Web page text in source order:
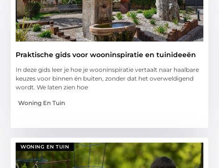
Praktische gids voor wooninspiratie en tuinideeën
In deze gids leer je hoe je wooninspiratie vertaalt naar haalbare
keuzes voor binnen én buiten, zonder dat het overweldigend
wordt. We laten zien hoe
Woning En Tuin
WONING EN TUIN